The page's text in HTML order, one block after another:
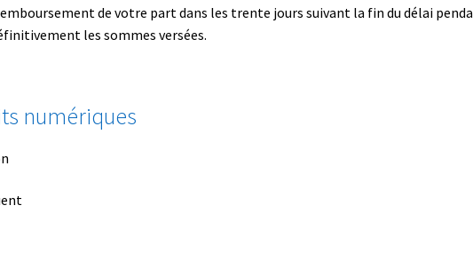
de votre part dans les trente jours suivant la fin du délai
les sommes versées.
numériques